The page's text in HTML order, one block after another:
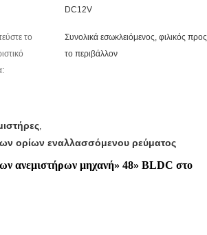
DC12V
το
Συνολικά εσωκλειόμενος, φιλικός προς
το περιβάλλον
,
ορίων εναλλασσόμενου ρεύματος
ανεμιστήρων μηχανή» 48» BLDC στο